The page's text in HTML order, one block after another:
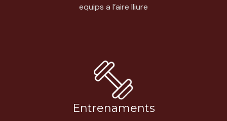
equips a l’aire lliure
Entrenaments